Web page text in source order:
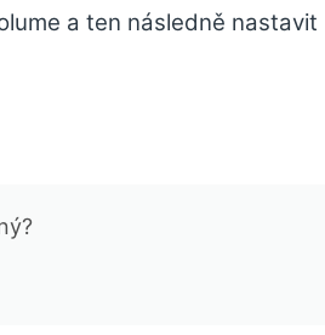
a ten následně nastavit